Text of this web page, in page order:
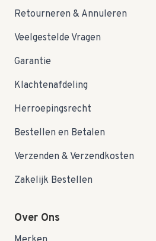
Retourneren & Annuleren
Veelgestelde Vragen
Garantie
Klachtenafdeling
Herroepingsrecht
Bestellen en Betalen
Verzenden & Verzendkosten
Zakelijk Bestellen
Over Ons